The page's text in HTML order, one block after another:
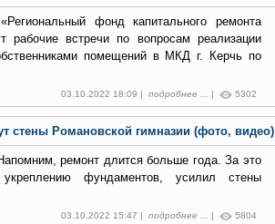
фонд капитального ремонта
рабочие встречи по вопросам реализации
помещений в МКД г. Керчь по
03.10.2022 18:09 | подробнее ... | 5302
стены Романовской гимназии (фото, видео)
ремонт длится больше года. За это
фундаментов, усилил стены
03.10.2022 15:47 | подробнее ... | 5804